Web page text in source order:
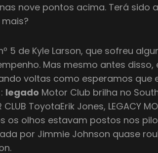
nove pontos acima. Terá sido
5 de Kyle Larson, que sofreu
Mas mesmo antes disso,
voltas como esperamos que
legado Motor Club brilha no
CLUB ToyotaErik Jones, LEGACY
os olhos estavam postos nos
por Jimmie Johnson quase